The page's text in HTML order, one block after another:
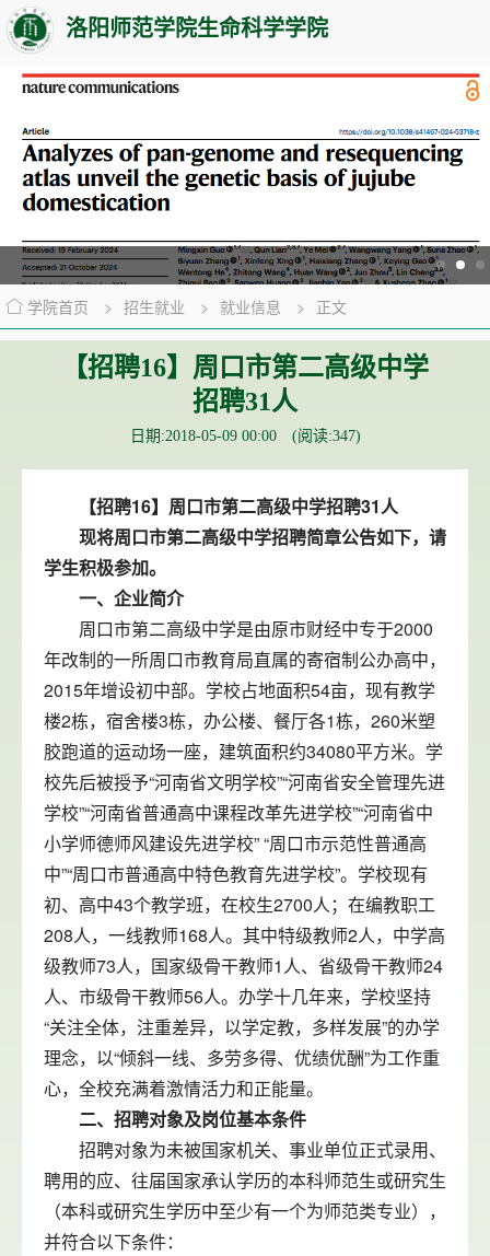
洛阳师范学院生命科学学院
学院首页 > 招生就业 > 就业信息 > 正文
【招聘16】周口市第二高级中学
招聘31人
日期:2018-05-09 00:00 (阅读:347)
【招聘16】周口市第二高级中学招聘31人
现将周口市第二高级中学招聘简章公告如下，请
学生积极参加。
一、企业简介
周口市第二高级中学是由原市财经中专于2000
年改制的一所周口市教育局直属的寄宿制公办高中，
2015年增设初中部。学校占地面积54亩，现有教学
楼2栋，宿舍楼3栋，办公楼、餐厅各1栋，260米塑
胶跑道的运动场一座，建筑面积约34080平方米。学
校先后被授予“河南省文明学校”“河南省安全管理先进
学校”“河南省普通高中课程改革先进学校”“河南省中
小学师德师风建设先进学校” “周口市示范性普通高
中”“周口市普通高中特色教育先进学校”。学校现有
初、高中43个教学班，在校生2700人；在编教职工
208人，一线教师168人。其中特级教师2人，中学高
级教师73人，国家级骨干教师1人、省级骨干教师24
人、市级骨干教师56人。办学十几年来，学校坚持
“关注全体，注重差异，以学定教，多样发展”的办学
理念，以“倾斜一线、多劳多得、优绩优酬”为工作重
心，全校充满着激情活力和正能量。
二、招聘对象及岗位基本条件
招聘对象为未被国家机关、事业单位正式录用、
聘用的应、往届国家承认学历的本科师范生或研究生
（本科或研究生学历中至少有一个为师范类专业），
并符合以下条件：